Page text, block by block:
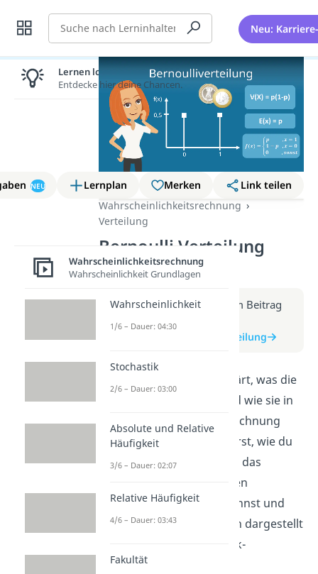
Suche Neu:
NEU Lernplan Merken
Link teilen
Wahrscheinlichkeitsrechnung
Verteilung
Bernoulli Verteilung
(Video)
Weitere Infos erhältst du im Beitrag
zum Video
zum Beitrag: Bernoulliverteilung
In diesem Video wird erklärt, was die
Bernoulliverteilung ist und wie sie in
der Wahrscheinlichkeitsrechnung
verwendet wird. Du erfährst, wie du
die Wahrscheinlichkeit für das
Eintreten eines bestimmten
Ereignisses berechnen kannst und
wie die Verteilung grafisch dargestellt
wird. Ideal für Mathematik-
Einsteiger!
Lernen lohnt sich!
Entdecke hier deine Chancen.
Wahrscheinlichkeitsrechnung
Wahrscheinlichkeit Grundlagen
Wahrscheinlichkeit
1/6 – Dauer: 04:30
Stochastik
2/6 – Dauer: 03:00
Absolute und Relative
Häufigkeit
3/6 – Dauer: 02:07
Relative Häufigkeit
4/6 – Dauer: 03:43
Fakultät